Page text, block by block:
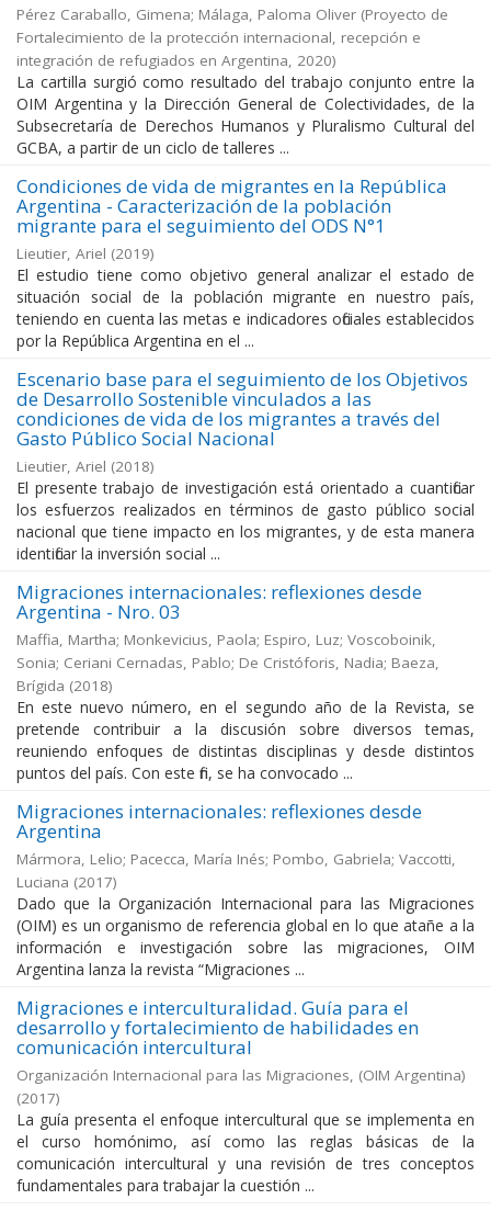
Pérez Caraballo, Gimena; Málaga, Paloma Oliver (Proyecto de
Fortalecimiento de la protección internacional, recepción e
integración de refugiados en Argentina, 2020)
La cartilla surgió como resultado del trabajo conjunto entre la
OIM Argentina y la Dirección General de Colectividades, de la
Subsecretaría de Derechos Humanos y Pluralismo Cultural del
GCBA, a partir de un ciclo de talleres ...
Condiciones de vida de migrantes en la República
Argentina - Caracterización de la población
migrante para el seguimiento del ODS N°1
Lieutier, Ariel (2019)
El estudio tiene como objetivo general analizar el estado de
situación social de la población migrante en nuestro país,
teniendo en cuenta las metas e indicadores oficiales establecidos
por la República Argentina en el ...
Escenario base para el seguimiento de los Objetivos
de Desarrollo Sostenible vinculados a las
condiciones de vida de los migrantes a través del
Gasto Público Social Nacional
Lieutier, Ariel (2018)
El presente trabajo de investigación está orientado a cuantificar
los esfuerzos realizados en términos de gasto público social
nacional que tiene impacto en los migrantes, y de esta manera
identificar la inversión social ...
Migraciones internacionales: reflexiones desde
Argentina - Nro. 03
Maffia, Martha; Monkevicius, Paola; Espiro, Luz; Voscoboinik,
Sonia; Ceriani Cernadas, Pablo; De Cristóforis, Nadia; Baeza,
Brígida (2018)
En este nuevo número, en el segundo año de la Revista, se
pretende contribuir a la discusión sobre diversos temas,
reuniendo enfoques de distintas disciplinas y desde distintos
puntos del país. Con este fin, se ha convocado ...
Migraciones internacionales: reflexiones desde
Argentina
Mármora, Lelio; Pacecca, María Inés; Pombo, Gabriela; Vaccotti,
Luciana (2017)
Dado que la Organización Internacional para las Migraciones
(OIM) es un organismo de referencia global en lo que atañe a la
información e investigación sobre las migraciones, OIM
Argentina lanza la revista “Migraciones ...
Migraciones e interculturalidad. Guía para el
desarrollo y fortalecimiento de habilidades en
comunicación intercultural
Organización Internacional para las Migraciones, (OIM Argentina)
(2017)
La guía presenta el enfoque intercultural que se implementa en
el curso homónimo, así como las reglas básicas de la
comunicación intercultural y una revisión de tres conceptos
fundamentales para trabajar la cuestión ...